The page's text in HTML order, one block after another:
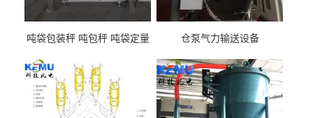
吨袋包装秤 吨包秤 吨袋定量
仓泵气力输送设备